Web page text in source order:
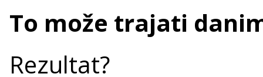
To može trajati
Rezultat?